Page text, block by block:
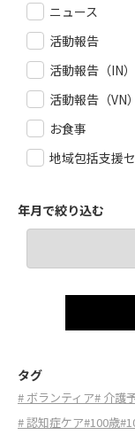
ニュース
活動報告
活動報告（IN）
活動報告（VN）
お食事
地域包括支援
年月で絞り込む
タグ
# ボランティア# 介護
# 認知症ケア#100歳